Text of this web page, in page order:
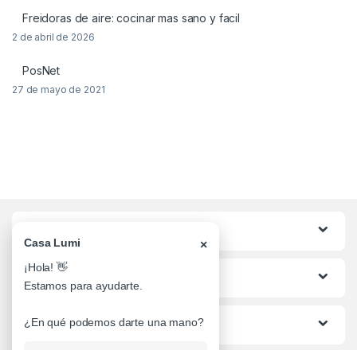
Freidoras de aire: cocinar mas sano y facil
2 de abril de 2026
PosNet
27 de mayo de 2021
Informacion al Cliente
Casa Lumi ×
¡Hola! 👋
Estamos para ayudarte.
¿En qué podemos darte una mano?